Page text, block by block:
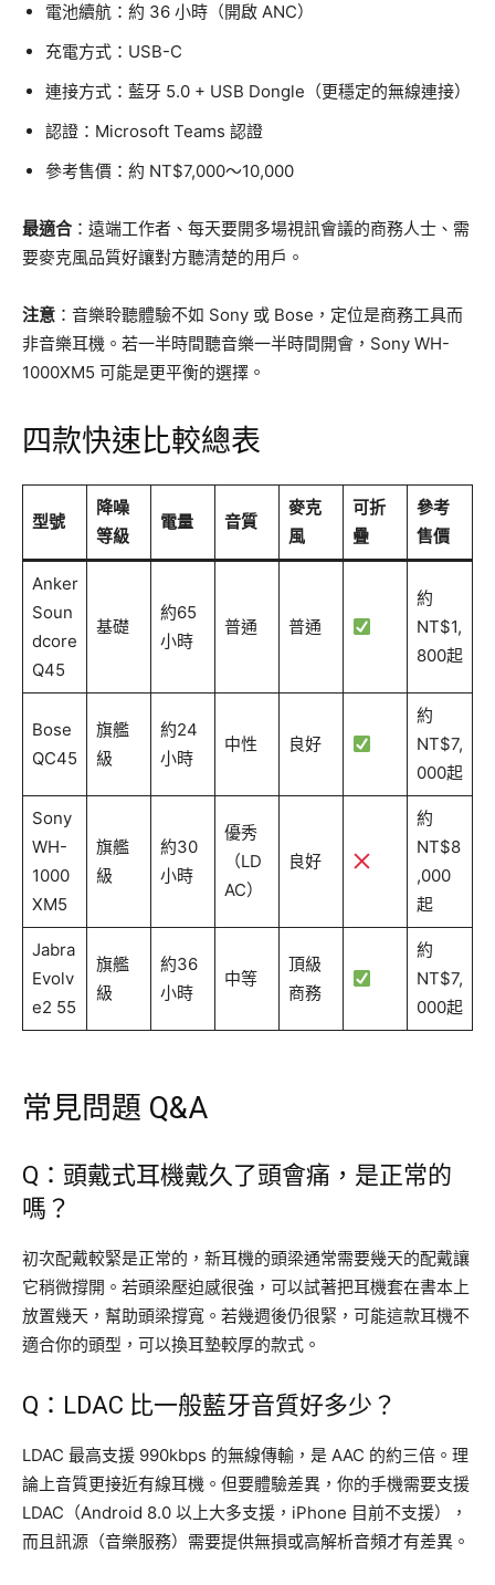
電池續航：約 36 小時（開啟 ANC）
充電方式：USB-C
連接方式：藍牙 5.0 + USB Dongle（更穩定的無線連接）
認證：Microsoft Teams 認證
參考售價：約 NT$7,000～10,000
最適合 ：遠端工作者、每天要開多場視訊會議的商務人士、需
要麥克風品質好讓對方聽清楚的用戶。
注意 ：音樂聆聽體驗不如 Sony 或 Bose，定位是商務工具而
非音樂耳機。若一半時間聽音樂一半時間開會，Sony WH-
1000XM5 可能是更平衡的選擇。
四款快速比較總表
型號
降噪
等級
電量 音質
麥克
風
可折
疊
參考
售價
Anker
Soun
dcore
Q45
基礎
約65
小時
普通 普通
約
NT$1,
800起
Bose
QC45
旗艦
級
約24
小時
中性 良好
約
NT$7,
000起
Sony
WH-
1000
XM5
旗艦
級
約30
小時
優秀
（LD
AC）
良好
約
NT$8
,000
起
Jabra
Evolv
e2 55
旗艦
級
約36
小時
中等
頂級
商務
約
NT$7,
000起
常見問題 Q&A
Q：頭戴式耳機戴久了頭會痛，是正常的
嗎？
初次配戴較緊是正常的，新耳機的頭梁通常需要幾天的配戴讓
它稍微撐開。若頭梁壓迫感很強，可以試著把耳機套在書本上
放置幾天，幫助頭梁撐寬。若幾週後仍很緊，可能這款耳機不
適合你的頭型，可以換耳墊較厚的款式。
Q：LDAC 比一般藍牙音質好多少？
LDAC 最高支援 990kbps 的無線傳輸，是 AAC 的約三倍。理
論上音質更接近有線耳機。但要體驗差異，你的手機需要支援
LDAC（Android 8.0 以上大多支援，iPhone 目前不支援），
而且訊源（音樂服務）需要提供無損或高解析音頻才有差異。